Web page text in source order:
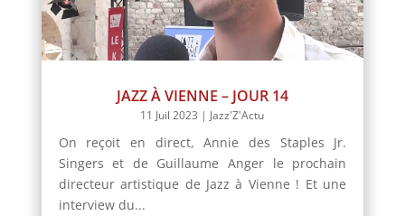
JAZZ À VIENNE – JOUR 14
11 Juil 2023 | Jazz'Z'Actu
On reçoit en direct, Annie des Staples Jr.
Singers et de Guillaume Anger le prochain
directeur artistique de Jazz à Vienne ! Et une
interview du...